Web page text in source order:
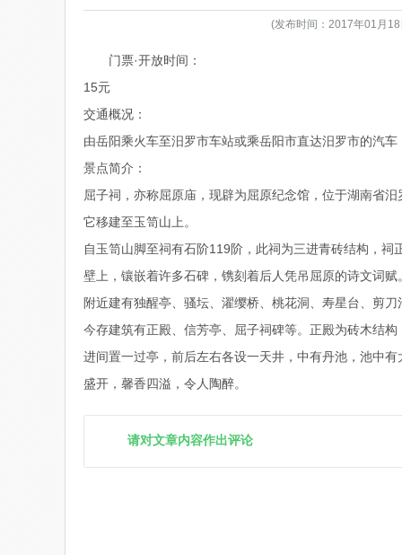
(发布时间：2017年01月
门票·开放时间：
15元
交通概况：
由岳阳乘火车至汨罗市车站或乘岳阳市直达汨罗市的汽
景点简介：
屈子祠，亦称屈原庙，现辟为屈原纪念馆，位于湖南省
它移建至玉笥山上。
自玉笥山脚至祠有石阶119阶，此祠为三进青砖结构，
壁上，镶嵌着许多石碑，镌刻着后人凭吊屈原的诗文词
附近建有独醒亭、骚坛、濯缨桥、桃花洞、寿星台、剪
今存建筑有正殿、信芳亭、屈子祠碑等。正殿为砖木结
进间置一过亭，前后左右各设一天井，中有丹池，池中
盛开，馨香四溢，令人陶醉。
请对文章内容作出评论